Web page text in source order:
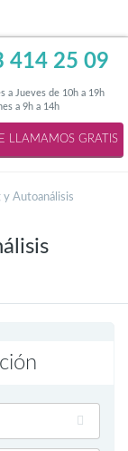
414 25 09
a Jueves de 10h a 19h
a 9h a 14h
y Autoanálisis